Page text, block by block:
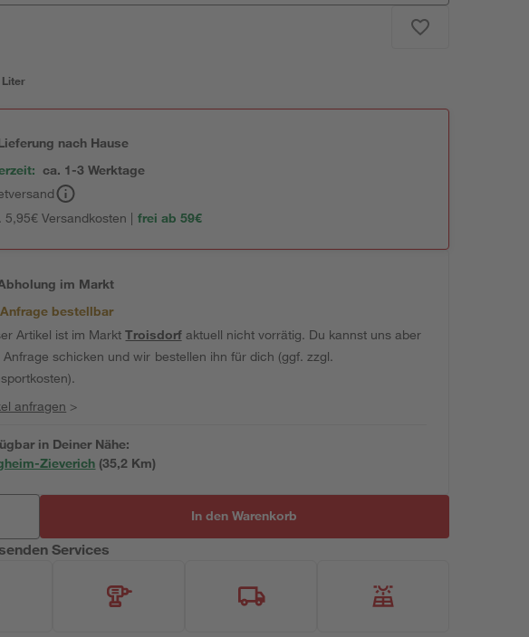
Liter
nach Hause
ca. 1-3 Werktage
5,95€ Versandkosten | frei ab 59€
im Markt
bestellbar
Artikel ist im MarktTroisdorfaktuell nicht vorrätig. Du kannst uns aber
Anfrage schicken und wir bestellen ihn für dich (ggf. zzgl.
anfragen >
in Deiner Nähe:
Zieverich (35,2 Km)
In den Warenkorb
Services